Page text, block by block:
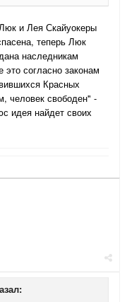
и Лея Скайуокеры
теперь Люк
наследникам
согласно законам
Красных
человек свободен" -
идея найдет своих